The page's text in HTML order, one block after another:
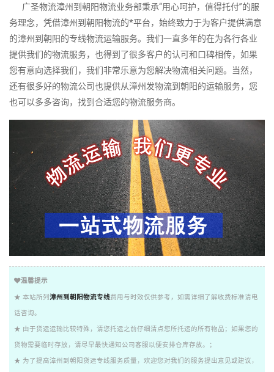
广圣物流漳州到朝阳物流业务部秉承“用心呵护，值得托付”的服
务理念，凭借漳州到朝阳物流的*平台，始终致力于为客户提供满意
的漳州到朝阳的专线物流运输服务。我们一直多年的在为各行各业
提供我们的物流服务，也得到了很多客户的认可和口碑相传，如果
您有意向选择我们，我们非常乐意为您解决物流相关问题。当然，
还有很多好的物流公司也提供从漳州发物流到朝阳的运输服务，您
也可以多多咨询，找到合适您的物流服务商。
温馨提示
★ 本站所列 漳州到朝阳物流专线费用与时效仅供参考，如需详细了解收费标准请电
话咨询。
★ 由于货运运输比较特殊，请您托运之前仔细清点您所托运的所有物品；如果您的
货物需要临时存放，请尽早最快通知公司客服以便安排仓库存放。；
★ 为了提高漳州到朝阳货运专线服务质量，欢迎您对我们的服务提出意见或建议，